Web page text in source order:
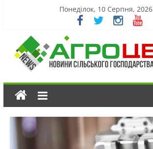
Понеділок, 10 Серпня, 2026